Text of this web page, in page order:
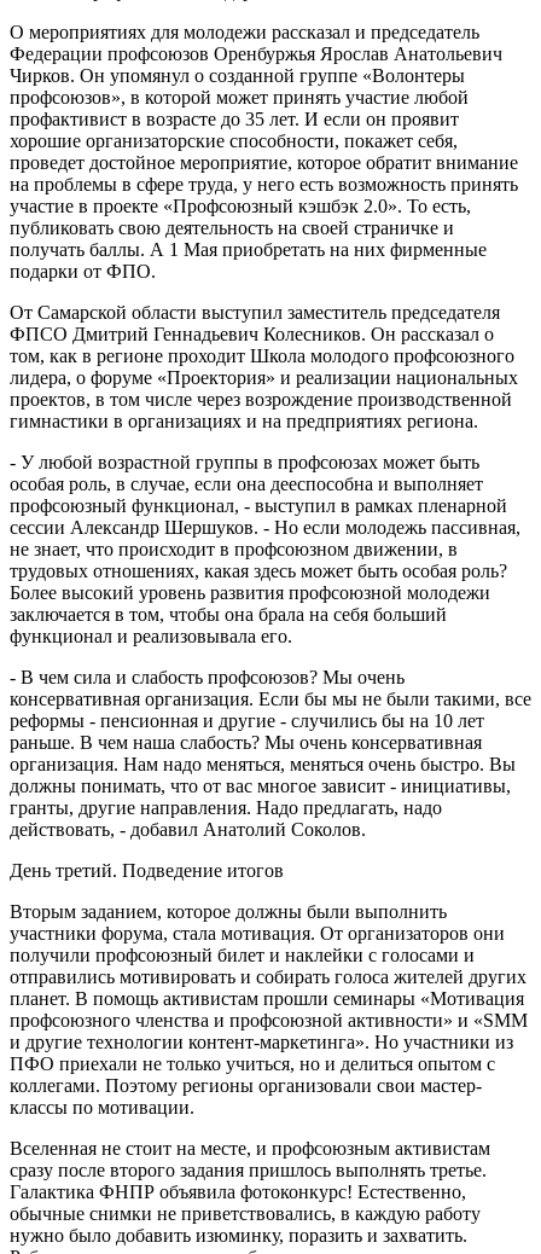
О мероприятиях для молодежи рассказал и председатель
Федерации профсоюзов Оренбуржья Ярослав Анатольевич
Чирков. Он упомянул о созданной группе «Волонтеры
профсоюзов», в которой может принять участие любой
профактивист в возрасте до 35 лет. И если он проявит
хорошие организаторские способности, покажет себя,
проведет достойное мероприятие, которое обратит внимание
на проблемы в сфере труда, у него есть возможность принять
участие в проекте «Профсоюзный кэшбэк 2.0». То есть,
публиковать свою деятельность на своей страничке и
получать баллы. А 1 Мая приобретать на них фирменные
подарки от ФПО.
От Самарской области выступил заместитель председателя
ФПСО Дмитрий Геннадьевич Колесников. Он рассказал о
том, как в регионе проходит Школа молодого профсоюзного
лидера, о форуме «Проектория» и реализации национальных
проектов, в том числе через возрождение производственной
гимнастики в организациях и на предприятиях региона.
- У любой возрастной группы в профсоюзах может быть
особая роль, в случае, если она дееспособна и выполняет
профсоюзный функционал, - выступил в рамках пленарной
сессии Александр Шершуков. - Но если молодежь пассивная,
не знает, что происходит в профсоюзном движении, в
трудовых отношениях, какая здесь может быть особая роль?
Более высокий уровень развития профсоюзной молодежи
заключается в том, чтобы она брала на себя больший
функционал и реализовывала его.
- В чем сила и слабость профсоюзов? Мы очень
консервативная организация. Если бы мы не были такими, все
реформы - пенсионная и другие - случились бы на 10 лет
раньше. В чем наша слабость? Мы очень консервативная
организация. Нам надо меняться, меняться очень быстро. Вы
должны понимать, что от вас многое зависит - инициативы,
гранты, другие направления. Надо предлагать, надо
действовать, - добавил Анатолий Соколов.
День третий. Подведение итогов
Вторым заданием, которое должны были выполнить
участники форума, стала мотивация. От организаторов они
получили профсоюзный билет и наклейки с голосами и
отправились мотивировать и собирать голоса жителей других
планет. В помощь активистам прошли семинары «Мотивация
профсоюзного членства и профсоюзной активности» и «SMM
и другие технологии контент-маркетинга». Но участники из
ПФО приехали не только учиться, но и делиться опытом с
коллегами. Поэтому регионы организовали свои мастер-
классы по мотивации.
Вселенная не стоит на месте, и профсоюзным активистам
сразу после второго задания пришлось выполнять третье.
Галактика ФНПР объявила фотоконкурс! Естественно,
обычные снимки не приветствовались, в каждую работу
нужно было добавить изюминку, поразить и захватить.